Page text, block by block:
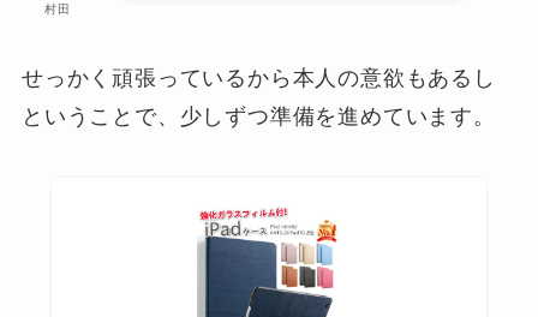
村田
せっかく頑張っているから本人の意欲もあるし
ということで、少しずつ準備を進めています。